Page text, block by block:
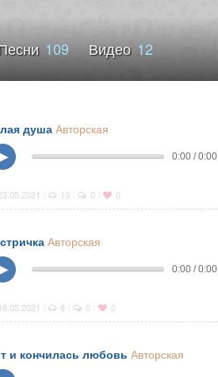
109 Видео12
душа Авторская
0:00 / 0:00
13 0 0
Авторская
0:00 / 0:00
18.05.2021 8 0 0
и кончилась любовь Авторская